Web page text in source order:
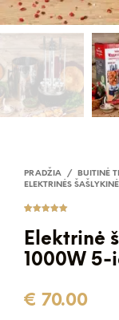
PRADŽIA / BUITINĖ
ELEKTRINĖS
5 (viso
įvertinimų:
)
Elektrinė
1000W 5-
€ 70.00